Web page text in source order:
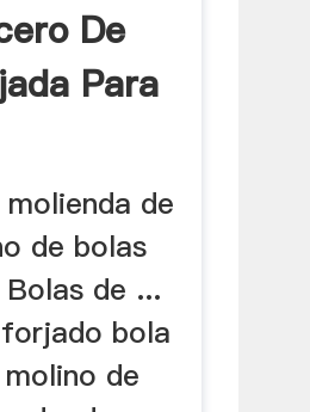
De
Para
de
de bolas
de ...
bola
de